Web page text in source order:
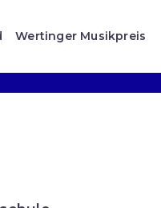
Wertinger Musikpreis